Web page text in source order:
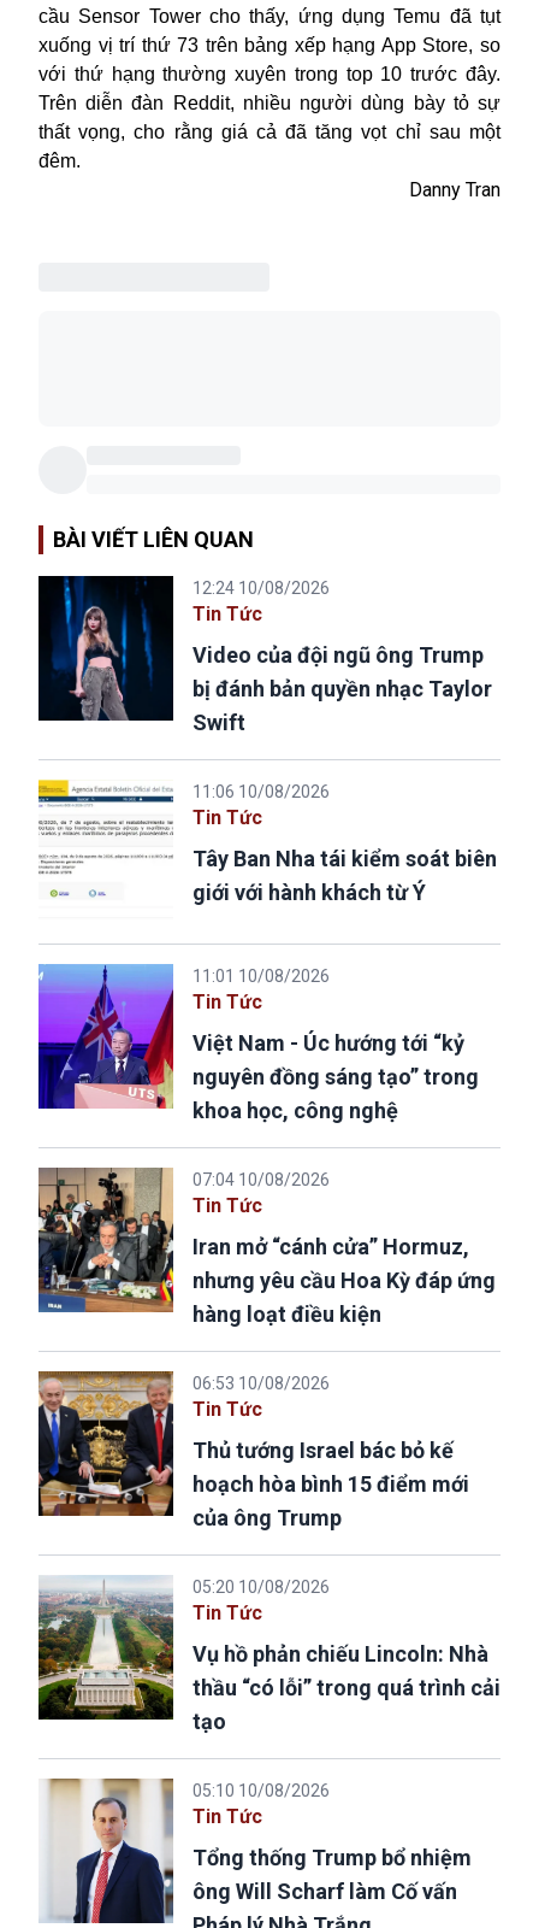
cầu Sensor Tower cho thấy, ứng dụng Temu đã tụt
xuống vị trí thứ 73 trên bảng xếp hạng App Store, so
với thứ hạng thường xuyên trong top 10 trước đây.
Trên diễn đàn Reddit, nhiều người dùng bày tỏ sự
thất vọng, cho rằng giá cả đã tăng vọt chỉ sau một
đêm.
Danny Tran
BÀI VIẾT LIÊN QUAN
12:24 10/08/2026
Tin Tức
Video của đội ngũ ông Trump
bị đánh bản quyền nhạc Taylor
Swift
11:06 10/08/2026
Tin Tức
Tây Ban Nha tái kiểm soát biên
giới với hành khách từ Ý
11:01 10/08/2026
Tin Tức
Việt Nam - Úc hướng tới “kỷ
nguyên đồng sáng tạo” trong
khoa học, công nghệ
07:04 10/08/2026
Tin Tức
Iran mở “cánh cửa” Hormuz,
nhưng yêu cầu Hoa Kỳ đáp ứng
hàng loạt điều kiện
06:53 10/08/2026
Tin Tức
Thủ tướng Israel bác bỏ kế
hoạch hòa bình 15 điểm mới
của ông Trump
05:20 10/08/2026
Tin Tức
Vụ hồ phản chiếu Lincoln: Nhà
thầu “có lỗi” trong quá trình cải
tạo
05:10 10/08/2026
Tin Tức
Tổng thống Trump bổ nhiệm
ông Will Scharf làm Cố vấn